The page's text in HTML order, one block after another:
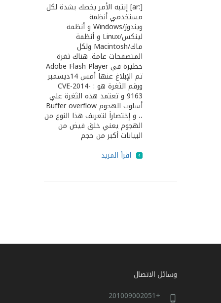
[:ar] إنتبه الأمر يخصك بشدة لكل
مستخدمي أنظمة
ويندوز/Windows و أنظمة
لينكس/Linux و أنظمة
ماك/Macintosh ولكل
المتصفحات عامة. هناك ثغرة
خطيرة في Adobe Flash Player
تم الإبلاغ عنها أمس 14ديسمبر
ورقم الثغرة هو : CVE-2014-
9163 و تعتمد هذه الثغرة علي
أسلوب الهجوم Buffer overflow
،، و إختصاراَ لتعريف هذا النوع من
الهجوم يعني خلق فيض من
البيانات أكبر من حجم
اقرأ المزيد
وسائل الاتصال
+201009002051